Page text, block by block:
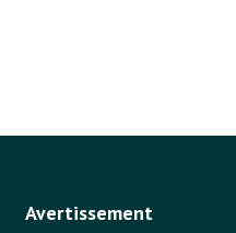
Avertissement